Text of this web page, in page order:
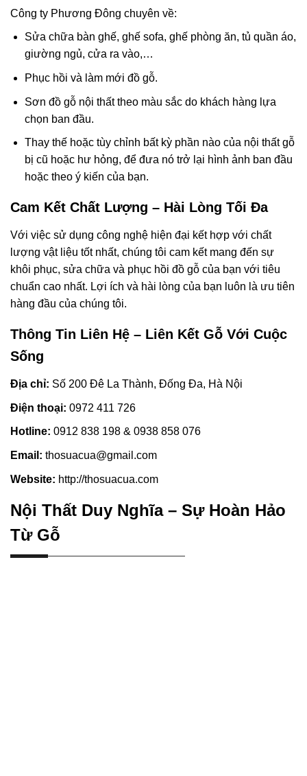
Công ty Phương Đông chuyên về:
Sửa chữa bàn ghế, ghế sofa, ghế phòng ăn, tủ quần áo,
giường ngủ, cửa ra vào,…
Phục hồi và làm mới đồ gỗ.
Sơn đồ gỗ nội thất theo màu sắc do khách hàng lựa
chọn ban đầu.
Thay thế hoặc tùy chỉnh bất kỳ phần nào của nội thất gỗ
bị cũ hoặc hư hỏng, để đưa nó trở lại hình ảnh ban đầu
hoặc theo ý kiến của bạn.
Cam Kết Chất Lượng – Hài Lòng Tối Đa
Với việc sử dụng công nghệ hiện đại kết hợp với chất
lượng vật liệu tốt nhất, chúng tôi cam kết mang đến sự
khôi phục, sửa chữa và phục hồi đồ gỗ của bạn với tiêu
chuẩn cao nhất. Lợi ích và hài lòng của bạn luôn là ưu tiên
hàng đầu của chúng tôi.
Thông Tin Liên Hệ – Liên Kết Gỗ Với Cuộc
Sống
Địa chỉ: Số 200 Đê La Thành, Đống Đa, Hà Nội
Điện thoại: 0972 411 726
Hotline: 0912 838 198 & 0938 858 076
Email: thosuacua@gmail.com
Website: http://thosuacua.com
Nội Thất Duy Nghĩa – Sự Hoàn Hảo
Từ Gỗ